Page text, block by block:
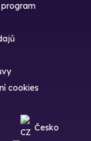
cookies
Česko